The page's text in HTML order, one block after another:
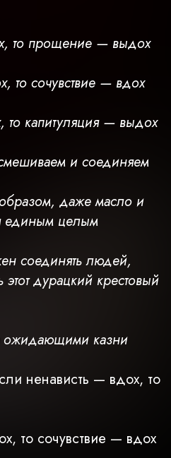
то прощение — выдох
то сочувствие — вдох
капитуляция — выдох
и соединяем
даже масло и
единым целым
соединять людей,
дурацкий крестовый
казни
ненависть — вдох, то
то сочувствие — вдох